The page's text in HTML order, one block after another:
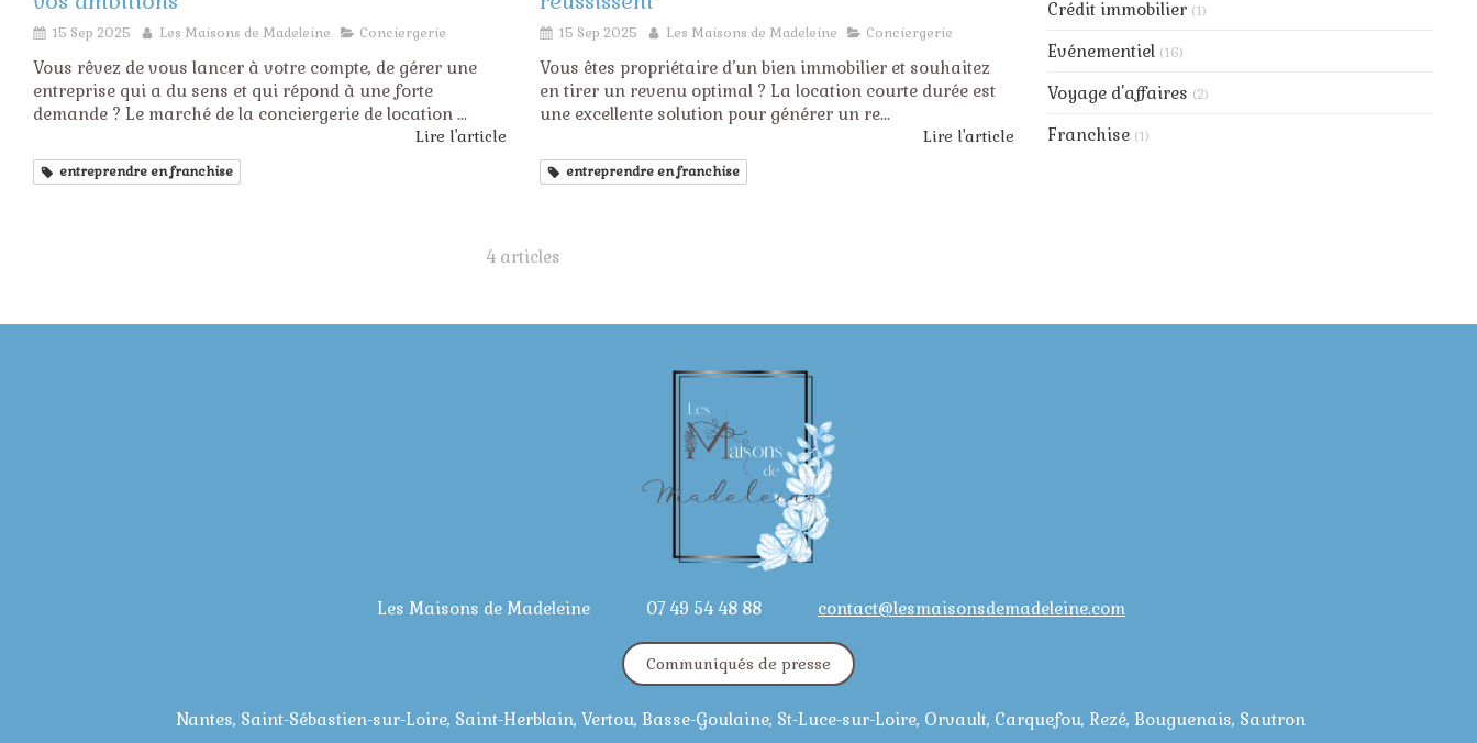
15 Sep 2025 Les Maisons de Madeleine Conciergerie
Vous rêvez de vous lancer à votre compte, de gérer une
entreprise qui a du sens et qui répond à une forte
demande ? Le marché de la conciergerie de location ...
Lire l'article
entreprendre en franchise
15 Sep 2025 Les Maisons de Madeleine Conciergerie
Vous êtes propriétaire d’un bien immobilier et souhaitez
en tirer un revenu optimal ? La location courte durée est
une excellente solution pour générer un re...
Lire l'article
entreprendre en franchise
4 articles
Crédit immobilier (1)
Evénementiel (16)
Voyage d'affaires (2)
Franchise (1)
Les Maisons de Madeleine 07 49 54 48 88 contact@lesmaisonsdemadeleine.com
Communiqués de presse
Nantes, Saint-Sébastien-sur-Loire, Saint-Herblain, Vertou, Basse-Goulaine, St-Luce-sur-Loire, Orvault, Carquefou, Rezé, Bouguenais, Sautron